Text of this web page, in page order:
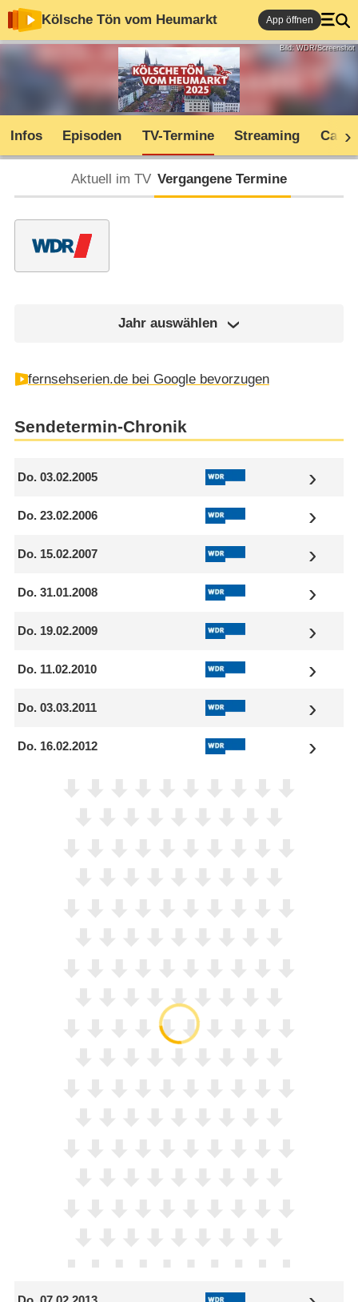
Kölsche Tön vom Heumarkt App öffnen
Bild: WDR/Screenshot
Infos Episoden TV-Termine Streaming Cast
Aktuell im TV Vergangene Termine
Jahr auswählen
fernsehserien.de bei Google bevorzugen
Sendetermin-Chronik
Do. 03.02.2005
Do. 23.02.2006
Do. 15.02.2007
Do. 31.01.2008
Do. 19.02.2009
Do. 11.02.2010
Do. 03.03.2011
Do. 16.02.2012